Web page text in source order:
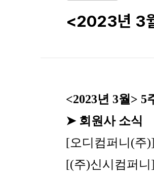
<2023년 3
<2023년 3월> 5
➤ 회원사 소식
[오디컴퍼니(주)]
[(주)신시컴퍼니]